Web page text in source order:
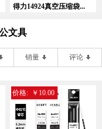
得力14924真空压缩袋...
文具
销量 评论
价格: ￥10.00